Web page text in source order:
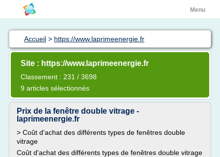
Menu
Accueil > https://www.laprimeenergie.fr
Site : https://www.laprimeenergie.fr
Classement : 231 / 3698
9 articles sélectionnés
Prix de la fenêtre double vitrage -
laprimeenergie.fr
> Coût d'achat des différents types de fenêtres double
vitrage
Coût d'achat des différents types de fenêtres double vitrage